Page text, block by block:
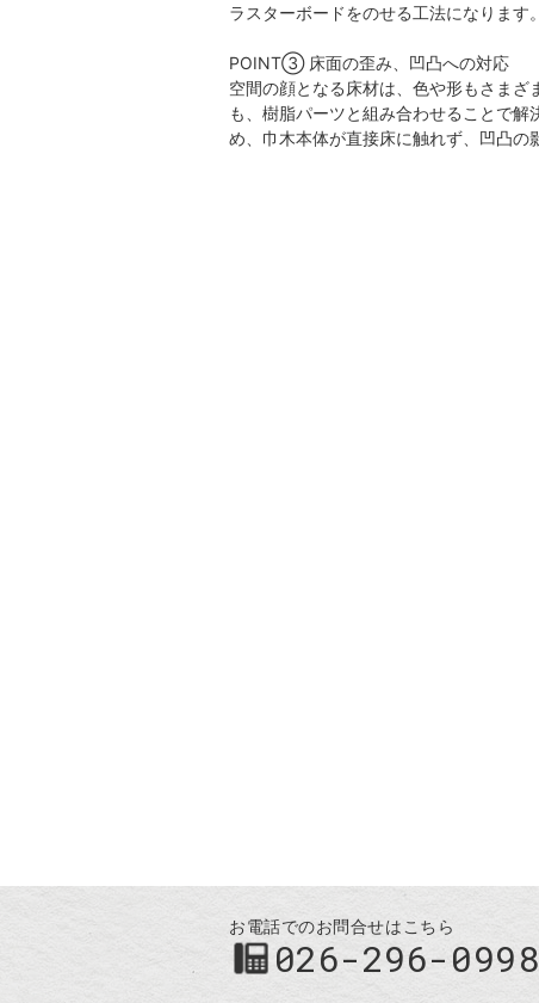
ラスターボードをのせる工法になります
POINT③ 床面の歪み、凹凸への対応
空間の顔となる床材は、色や形もさま
も、樹脂パーツと組み合わせることで
め、巾木本体が直接床に触れず、凹凸の
お電話でのお問合せはこちら
026-296-0998